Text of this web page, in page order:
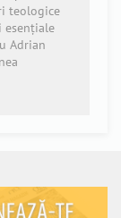
teologice
esențiale
Adrian